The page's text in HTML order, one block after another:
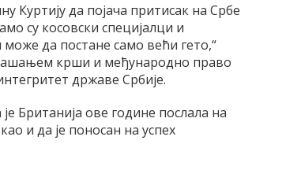
да појача притисак на Србе
су косовски специјалци и
да постане само већи гето,“
крши и међународно право
државе Србије.
Британија ове године послала на
и да је поносан на успех